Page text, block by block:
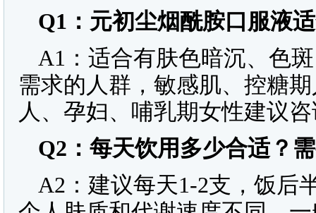
Q1 ：元初尘烟酰胺口服液
A1：适合有肤色暗沉、色
需求的人群，敏感肌、控糖
人、孕妇、哺乳期女性建议
Q2 ：每天饮用多少合适？
A2：建议每天1-2支，饭后